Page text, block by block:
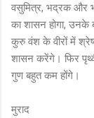
वसुमित्र, भद्रक और
का शासन होगा, उनके
कुरु वंश के वीरों में
शासन करेंगे। फिर
गुण बहुत कम होंगे।
मुराद